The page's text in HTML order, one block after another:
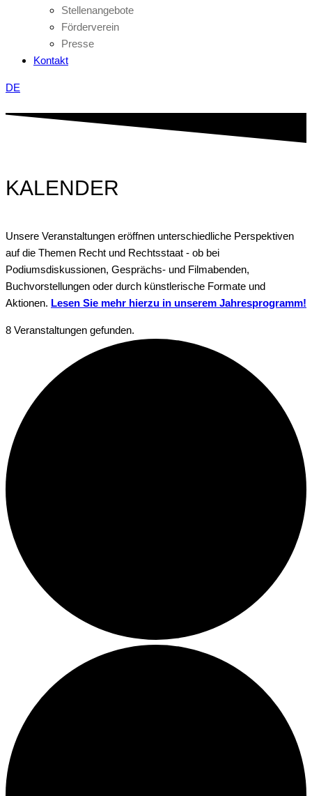
Stellenangebote
Förderverein
Presse
Kontakt
DE
KALENDER
Unsere Veranstaltungen eröffnen unterschiedliche Perspektiven
auf die Themen Recht und Rechtsstaat - ob bei
Podiumsdiskussionen, Gesprächs- und Filmabenden,
Buchvorstellungen oder durch künstlerische Formate und
Aktionen. Lesen Sie mehr hierzu in unserem Jahresprogramm!
8 Veranstaltungen gefunden.